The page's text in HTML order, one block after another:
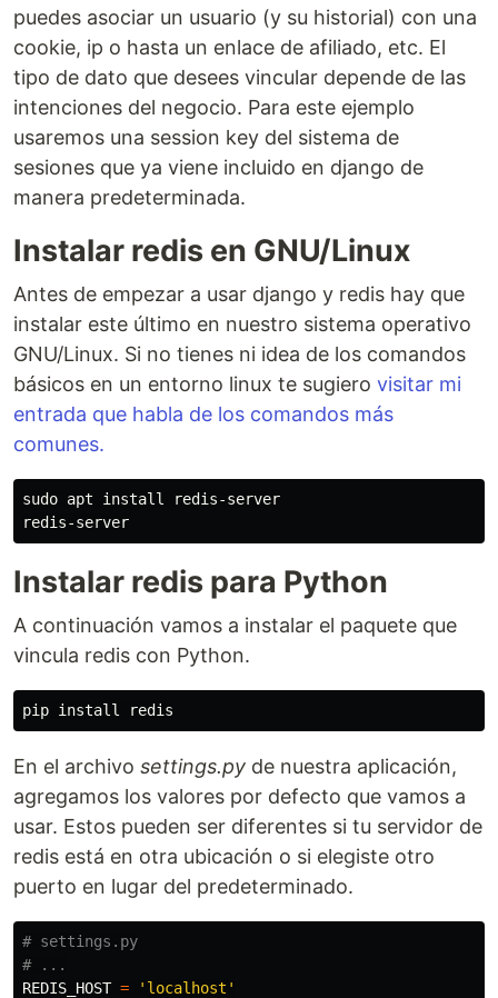
puedes asociar un usuario (y su historial) con una
cookie, ip o hasta un enlace de afiliado, etc. El
tipo de dato que desees vincular depende de las
intenciones del negocio. Para este ejemplo
usaremos una session key del sistema de
sesiones que ya viene incluido en django de
manera predeterminada.
Instalar redis en GNU/Linux
Antes de empezar a usar django y redis hay que
instalar este último en nuestro sistema operativo
GNU/Linux. Si no tienes ni idea de los comandos
básicos en un entorno linux te sugiero visitar mi
entrada que habla de los comandos más
comunes.
sudo apt install
redis-server
Instalar redis para Python
A continuación vamos a instalar el paquete que
vincula redis con Python.
pip install
En el archivo settings.py de nuestra aplicación,
agregamos los valores por defecto que vamos a
usar. Estos pueden ser diferentes si tu servidor de
redis está en otra ubicación o si elegiste otro
puerto en lugar del predeterminado.
# settings.py
REDIS_HOST = ' localhost '